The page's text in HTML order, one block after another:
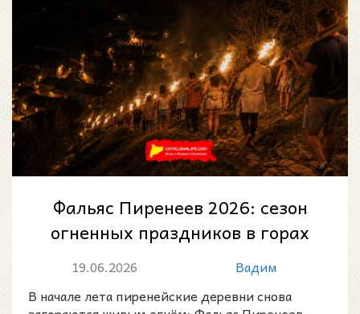
Фальяс Пиренеев 2026: сезон
огненных праздников в горах
Каталонии
19.06.2026
Вадим
В начале лета пиренейские деревни снова